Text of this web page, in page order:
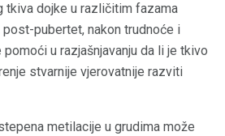
tkiva dojke u različitim fazama
pubertet, nakon trudnoće i
u razjašnjavanju da li je tkivo
stvarnije vjerovatnije razviti
metilacije u grudima može